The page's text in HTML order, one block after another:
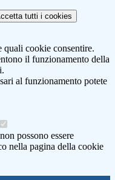
tutti i cookies
quali cookie consentire.
il funzionamento della
al funzionamento potete
possono essere
nella pagina della cookie